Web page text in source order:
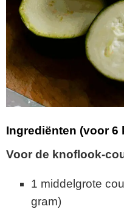
Ingrediënten (voor 6
Voor de knoflook-
1 middelgrote
gram)